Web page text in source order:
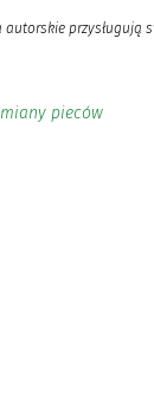
przysługują
pieców